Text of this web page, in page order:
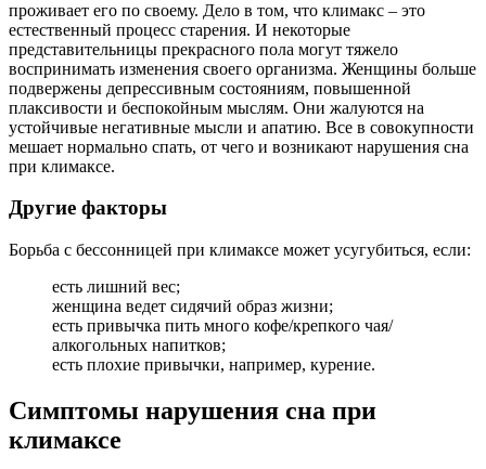
проживает его по своему. Дело в том, что климакс – это
естественный процесс старения. И некоторые
представительницы прекрасного пола могут тяжело
воспринимать изменения своего организма. Женщины больше
подвержены депрессивным состояниям, повышенной
плаксивости и беспокойным мыслям. Они жалуются на
устойчивые негативные мысли и апатию. Все в совокупности
мешает нормально спать, от чего и возникают нарушения сна
при климаксе.
Другие факторы
Борьба с бессонницей при климаксе может усугубиться, если:
есть лишний вес;
женщина ведет сидячий образ жизни;
есть привычка пить много кофе/крепкого чая/
алкогольных напитков;
есть плохие привычки, например, курение.
Симптомы нарушения сна при
климаксе